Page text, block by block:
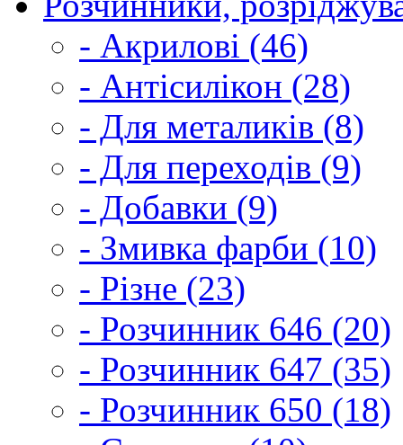
- Акрилові (46)
- Антісилікон (28)
- Для металиків (8)
- Для переходів (9)
- Добавки (9)
- Змивка фарби (10)
- Різне (23)
- Розчинник 646 (20)
- Розчинник 647 (35)
- Розчинник 650 (18)